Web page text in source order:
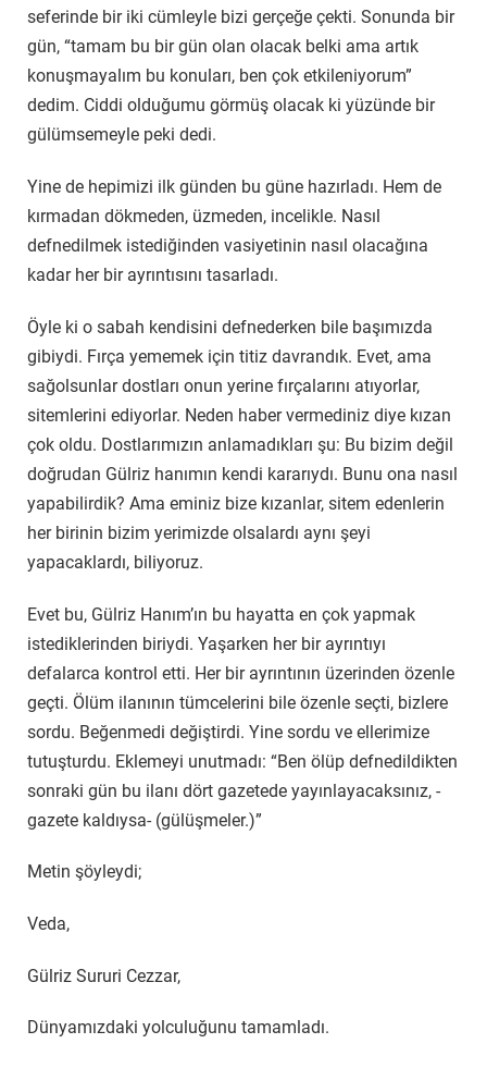
seferinde bir iki cümleyle bizi gerçeğe çekti. Sonunda bir
gün, “tamam bu bir gün olan olacak belki ama artık
konuşmayalım bu konuları, ben çok etkileniyorum”
dedim. Ciddi olduğumu görmüş olacak ki yüzünde bir
gülümsemeyle peki dedi.
Yine de hepimizi ilk günden bu güne hazırladı. Hem de
kırmadan dökmeden, üzmeden, incelikle. Nasıl
defnedilmek istediğinden vasiyetinin nasıl olacağına
kadar her bir ayrıntısını tasarladı.
Öyle ki o sabah kendisini defnederken bile başımızda
gibiydi. Fırça yememek için titiz davrandık. Evet, ama
sağolsunlar dostları onun yerine fırçalarını atıyorlar,
sitemlerini ediyorlar. Neden haber vermediniz diye kızan
çok oldu. Dostlarımızın anlamadıkları şu: Bu bizim değil
doğrudan Gülriz hanımın kendi kararıydı. Bunu ona nasıl
yapabilirdik? Ama eminiz bize kızanlar, sitem edenlerin
her birinin bizim yerimizde olsalardı aynı şeyi
yapacaklardı, biliyoruz.
Evet bu, Gülriz Hanım’ın bu hayatta en çok yapmak
istediklerinden biriydi. Yaşarken her bir ayrıntıyı
defalarca kontrol etti. Her bir ayrıntının üzerinden özenle
geçti. Ölüm ilanının tümcelerini bile özenle seçti, bizlere
sordu. Beğenmedi değiştirdi. Yine sordu ve ellerimize
tutuşturdu. Eklemeyi unutmadı: “Ben ölüp defnedildikten
sonraki gün bu ilanı dört gazetede yayınlayacaksınız, -
gazete kaldıysa- (gülüşmeler.)”
Metin şöyleydi;
Veda,
Gülriz Sururi Cezzar,
Dünyamızdaki yolculuğunu tamamladı.